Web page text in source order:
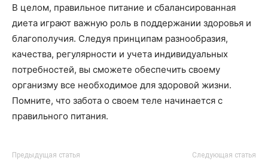
В целом, правильное питание и сбалансированная
диета играют важную роль в поддержании здоровья и
благополучия. Следуя принципам разнообразия,
качества, регулярности и учета индивидуальных
потребностей, вы сможете обеспечить своему
организму все необходимое для здоровой жизни.
Помните, что забота о своем теле начинается с
правильного питания.
Предыдущая статья Следующая статья